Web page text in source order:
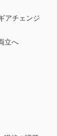
アチェンジ
立へ